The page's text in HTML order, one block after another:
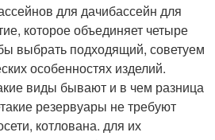
для дачибассейн для
которое объединяет четыре
выбрать подходящий, советуем
особенностях изделий.
виды бывают и в чем разница
резервуары не требуют
котлована. для их